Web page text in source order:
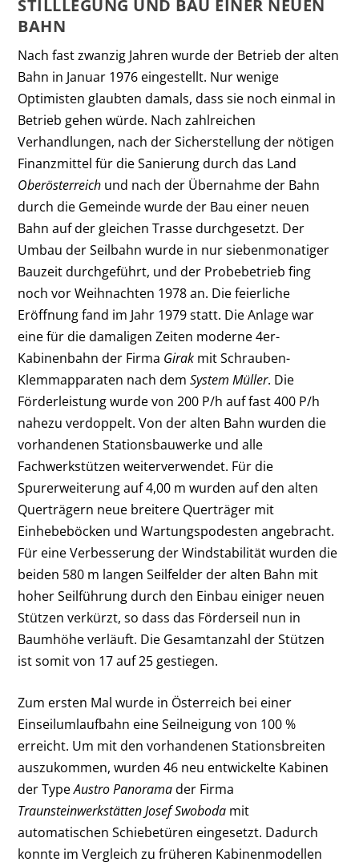
STILLLEGUNG UND BAU EINER NEUEN
BAHN
Nach fast zwanzig Jahren wurde der Betrieb der alten
Bahn in Januar 1976 eingestellt. Nur wenige
Optimisten glaubten damals, dass sie noch einmal in
Betrieb gehen würde. Nach zahlreichen
Verhandlungen, nach der Sicherstellung der nötigen
Finanzmittel für die Sanierung durch das Land
Oberösterreich und nach der Übernahme der Bahn
durch die Gemeinde wurde der Bau einer neuen
Bahn auf der gleichen Trasse durchgesetzt. Der
Umbau der Seilbahn wurde in nur siebenmonatiger
Bauzeit durchgeführt, und der Probebetrieb fing
noch vor Weihnachten 1978 an. Die feierliche
Eröffnung fand im Jahr 1979 statt. Die Anlage war
eine für die damaligen Zeiten moderne 4er-
Kabinenbahn der Firma Girak mit Schrauben-
Klemmapparaten nach demSystem Müller. Die
Förderleistung wurde von 200 P/h auf fast 400 P/h
nahezu verdoppelt. Von der alten Bahn wurden die
vorhandenen Stationsbauwerke und alle
Fachwerkstützen weiterverwendet. Für die
Spurerweiterung auf 4,00 m wurden auf den alten
Querträgern neue breitere Querträger mit
Einhebeböcken und Wartungspodesten angebracht.
Für eine Verbesserung der Windstabilität wurden die
beiden 580 m langen Seilfelder der alten Bahn mit
hoher Seilführung durch den Einbau einiger neuen
Stützen verkürzt, so dass das Förderseil nun in
Baumhöhe verläuft. Die Gesamtanzahl der Stützen
ist somit von 17 auf 25 gestiegen.
Zum ersten Mal wurde in Österreich bei einer
Einseilumlaufbahn eine Seilneigung von 100 %
erreicht. Um mit den vorhandenen Stationsbreiten
auszukommen, wurden 46 neu entwickelte Kabinen
der TypeAustro Panoramader Firma
Traunsteinwerkstätten Josef Swoboda mit
automatischen Schiebetüren eingesetzt. Dadurch
konnte im Vergleich zu früheren Kabinenmodellen